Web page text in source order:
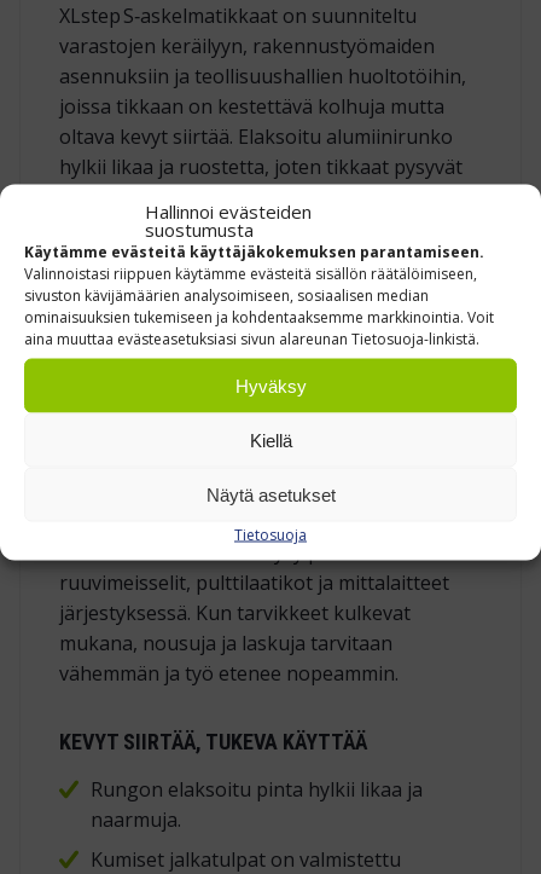
Hallinnoi evästeiden
suostumusta
Käytämme evästeitä käyttäjäkokemuksen parantamiseen.
Valinnoistasi riippuen käytämme evästeitä sisällön räätälöimiseen,
sivuston kävijämäärien analysoimiseen, sosiaalisen median
ominaisuuksien tukemiseen ja kohdentaaksemme markkinointia. Voit
aina muuttaa evästeasetuksiasi sivun alareunan Tietosuoja-linkistä.
Hyväksy
Kiellä
Näytä asetukset
Tietosuoja
XLstep S‑askelmatikkaat on suunniteltu
varastojen keräilyyn, rakennustyömaiden
asennuksiin ja teollisuushallien huoltotöihin,
joissa tikkaan on kestettävä kolhuja mutta
oltava kevyt siirtää. Elaksoitu alumiinirunko
hylkii likaa ja ruostetta, joten tikkaat pysyvät
PITÄVÄ NOUSU JA LEVEÄ TYÖTASO
Kaikki askelmat ovat 80 mm syviä ja rihlattuja;
uritus parantaa pitoa pölyisillä ja öljyisillä
pinnoilla. Ylätaso antaa jaloille reilun alustan,
jolloin voit seistä vakaasti pitkiäkin aikoja
ilman jalkojen puutumista.
TYÖKALUT KÄDEN ULOTTUVILLA
Ylätasolla oleva tavarahylly pitää
ruuvimeisselit, pulttilaatikot ja mittalaitteet
järjestyksessä. Kun tarvikkeet kulkevat
mukana, nousuja ja laskuja tarvitaan
vähemmän ja työ etenee nopeammin.
KEVYT SIIRTÄÄ, TUKEVA KÄYTTÄÄ
Rungon elaksoitu pinta hylkii likaa ja
naarmuja.
Kumiset jalkatulpat on valmistettu